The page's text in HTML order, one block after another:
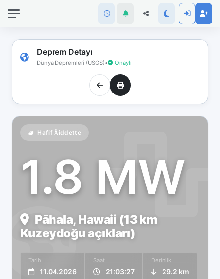
Deprem Detayı
Dünya Depremleri (USGS)• Onaylı
Hafif Åiddette
1.8 MW
Pāhala, Hawaii (13 km
Kuzeydoğu açıkları)
Tarih
11.04.2026
Saat
21:03:27
Derinlik
29.2 km
bağlantınız
koptu!
Çevrimdışı
moddasınız.